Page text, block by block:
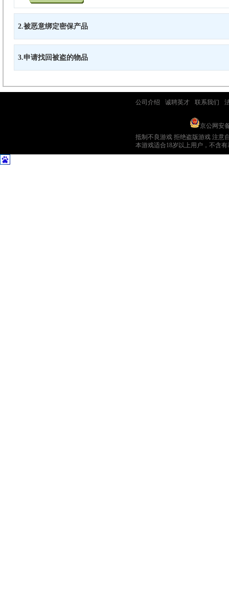
2.被恶意绑定密保产品
3.申请找回被盗的物品
公司介绍 诚聘英才 联系我们
京公网安
抵制不良游戏 拒绝盗版游戏 注意
本游戏适合18岁以上用户，不含